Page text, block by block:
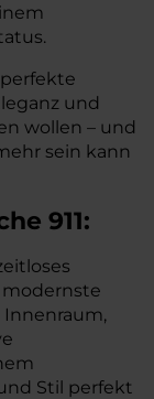
perfekte
und
wollen – und
sein kann
911:
Stil perfekt